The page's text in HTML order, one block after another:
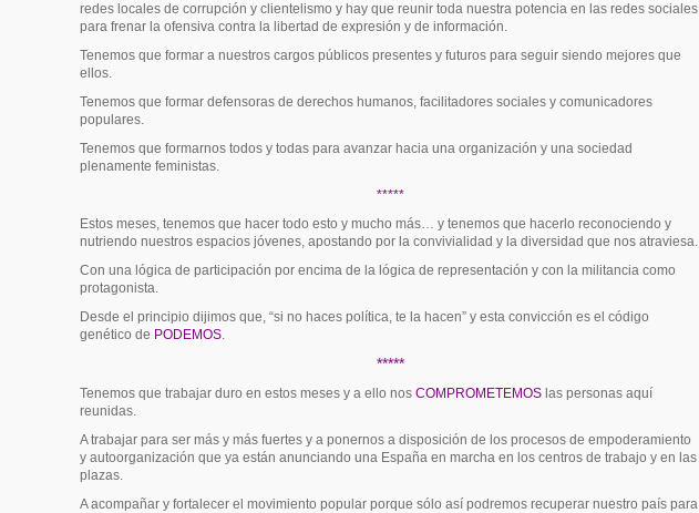
redes locales de corrupción y clientelismo y hay que reunir toda nuestra potencia en las redes sociales
para frenar la ofensiva contra la libertad de expresión y de información.
Tenemos que formar a nuestros cargos públicos presentes y futuros para seguir siendo mejores que
ellos.
Tenemos que formar defensoras de derechos humanos, facilitadores sociales y comunicadores
populares.
Tenemos que formarnos todos y todas para avanzar hacia una organización y una sociedad
plenamente feministas.
*****
Estos meses, tenemos que hacer todo esto y mucho más… y tenemos que hacerlo reconociendo y
nutriendo nuestros espacios jóvenes, apostando por la convivialidad y la diversidad que nos atraviesa.
Con una lógica de participación por encima de la lógica de representación y con la militancia como
protagonista.
Desde el principio dijimos que, “si no haces política, te la hacen” y esta convicción es el código
genético de PODEMOS.
*****
Tenemos que trabajar duro en estos meses y a ello nos COMPROMETEMOS las personas aquí
reunidas.
A trabajar para ser más y más fuertes y a ponernos a disposición de los procesos de empoderamiento
y autoorganización que ya están anunciando una España en marcha en los centros de trabajo y en las
plazas.
A acompañar y fortalecer el movimiento popular porque sólo así podremos recuperar nuestro país para